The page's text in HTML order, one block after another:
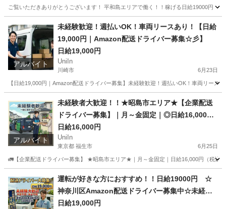
ご覧いただきありがとうございます！ 平和島エリアで働く！！稼げる日給19000円
配送 Amazon
アルバイト
未経験歓迎！週払いOK！車両リースあり！【日給
19,000円｜Amazon配送ドライバー募集☆彡】
日給19,000円
UniIn
川崎市 6月23日
【日給19,000円｜Amazon配送ドライバー募集】未経験歓迎！週払いOK！車両リー
配送 Amazon
アルバイト
未経験者大歓迎！！★昭島市エリア★【企業配送
ドライバー募集】｜月～金固定｜◎日給16,000円
◎｜軽バン案件
日給16,000円
UniIn
東京都 福生市 6月25日
🚛【企業配送ドライバー募集】 ★昭島市エリア★｜月～金固定｜日給16,000円（税込
配送
運転が好きな方におすすめ！！日給19000円 ☆
神奈川区Amazon配送ドライバー募集中☆未経験
者歓迎☆彡 車両リースありですぐ働ける！！週
日給19,000円